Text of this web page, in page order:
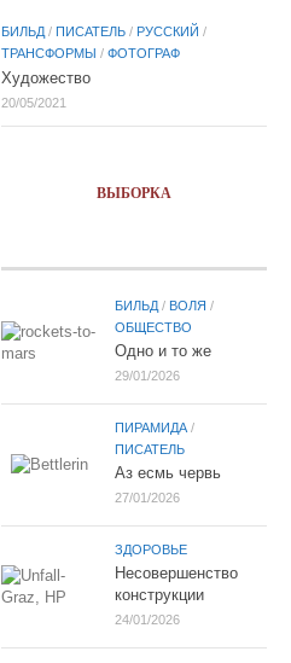
БИЛЬД / ПИСАТЕЛЬ / РУССКИЙ /
ТРАНСФОРМЫ / ФОТОГРАФ
Художество
20/05/2021
ВЫБОРКА
БИЛЬД / ВОЛЯ /
ОБЩЕСТВО
Одно и то же
29/01/2026
ПИРАМИДА /
ПИСАТЕЛЬ
Аз есмь червь
27/01/2026
ЗДОРОВЬЕ
Несовершенство
конструкции
24/01/2026